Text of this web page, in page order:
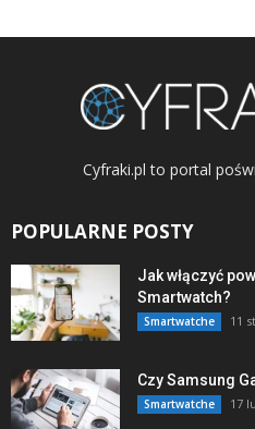
Cyfraki.pl to portal
POPULARNE POSTY
Jak włączyć
Smartwatch?
Smartwatche 11
Czy Samsung
Smartwatche 17